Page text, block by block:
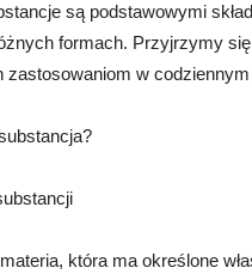
są podstawowymi
formach. Przyjrzymy
zastosowaniom w
która ma określone